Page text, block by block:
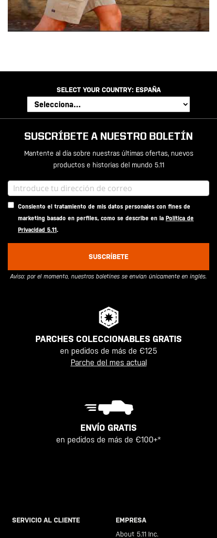
SELECT YOUR COUNTRY: ESPAÑA
SUSCRÍBETE A NUESTRO BOLETÍN
Mantente al día sobre nuestras últimas ofertas, nuevos
productos e historias del mundo 5.11
Consiento el tratamiento de mis datos personales con fines de
marketing basado en perfiles, como se describe en la Política de
Privacidad 5.11.
SUSCRÍBETE
Aviso: por el momento, nuestros boletines se envían únicamente en inglés.
PARCHES COLECCIONABLES GRATIS
en pedidos de más de €125
Parche del mes actual
ENVÍO GRATIS
en pedidos de más de €100+*
SERVICIO AL CLIENTE
EMPRESA
About 5.11 Inc.